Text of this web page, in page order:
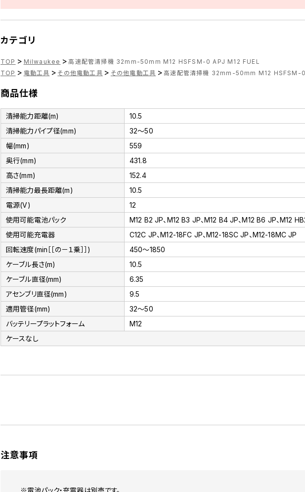
カテゴリ
TOP > Milwaukee > 高速配管清掃機 32mm-50mm M12 HSFSM-0 APJ M12 FUEL
TOP > 電動工具 > その他電動工具 > その他電動工具 > 高速配管清掃機 32mm-50mm M12 HSFSM-
商品仕様
清掃能力距離(m)
10.5
清掃能力パイプ径(mm)
32～50
幅(mm)
559
奥行(mm)
431.8
高さ(mm)
152.4
清掃能力最長距離(m)
10.5
電源(V)
12
使用可能電池パック
M12 B2 JP、M12 B3 JP、M12 B4 JP、M12 B6 JP、M12
使用可能充電器
C12C JP、M12-18FC JP、M12-18SC JP、M12-18MC JP
回転速度(min［［の－１乗］］)
450～1850
ケーブル長さ(m)
10.5
ケーブル直径(mm)
6.35
アセンブリ直径(mm)
9.5
適用管径(mm)
32～50
バッテリープラットフォーム
M12
ケースなし
注意事項
※電池パック・充電器は別売です。